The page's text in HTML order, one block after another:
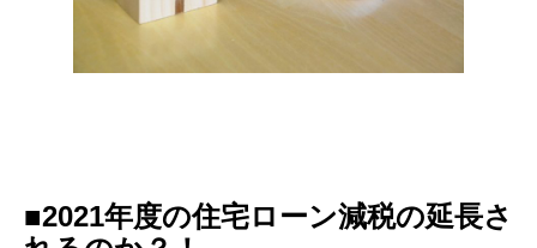
■2021年度の住宅ローン減税の延長さ